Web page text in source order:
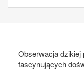
Obserwacja dzikiej
fascynujących